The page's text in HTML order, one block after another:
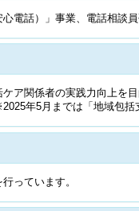
電話）」事業、電話相談
ア関係者の実践力向上を
年5月までは「地域包括
っています。